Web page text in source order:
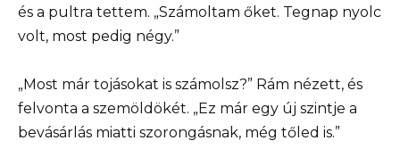
és a pultra tettem. „Számoltam őket. Tegnap nyolc
volt, most pedig négy.”
„Most már tojásokat is számolsz?” Rám nézett, és
felvonta a szemöldökét. „Ez már egy új szintje a
bevásárlás miatti szorongásnak, még tőled is.”